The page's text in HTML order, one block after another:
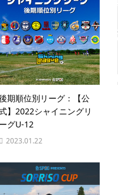
期順位別リーグ：【公
】2022シャイニングリ
ーグU-12
2023.01.22